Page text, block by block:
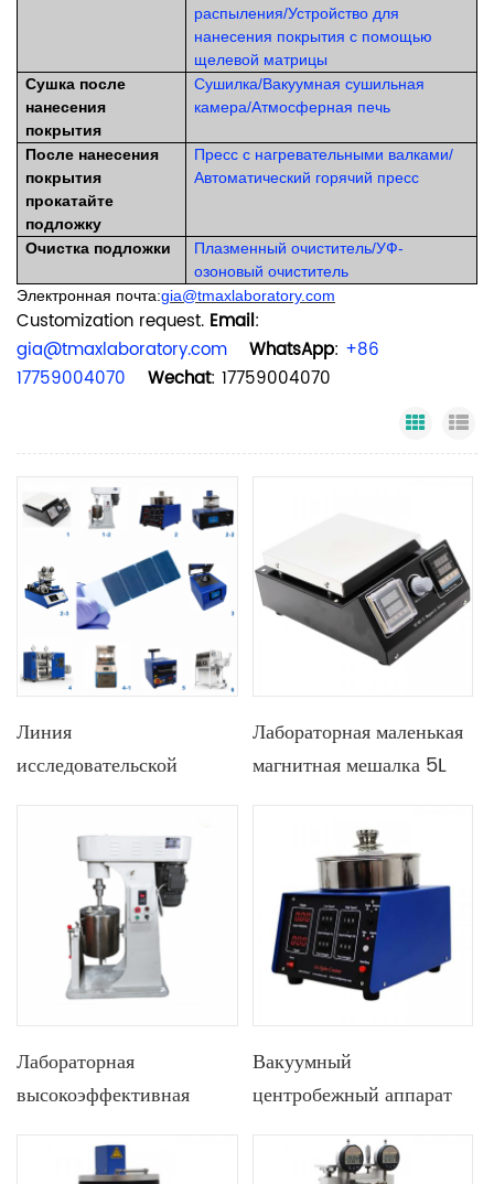
распыления/Устройство для
нанесения покрытия с помощью
щелевой матрицы
Сушка после
нанесения
покрытия
Сушилка/Вакуумная сушильная
камера/Атмосферная печь
После нанесения
покрытия
прокатайте
подложку
Пресс с нагревательными валками/
Автоматический горячий пресс
Очистка подложки Плазменный очиститель/УФ-
озоновый очиститель
Электронная почта:gia@tmaxlaboratory.com
Customization request. Email:
gia@tmaxlaboratory.com
WhatsApp: +86
17759004070
Wechat: 17759004070
Grid
Линия
исследовательской
производству
перовскитовых
солнечных элементов
Лабораторная маленькая
магнитная мешалка 5L
нагревом и функцией
отображения скорости
для исследовательского
оборудования на
перовскитовых
солнечных элементах
Лабораторная
высокоэффективная
подъемно-
Вакуумный
центробежный аппарат
держателем пластины,